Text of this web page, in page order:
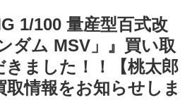
1/100 量産型百式改
ダム MSV」』買い取
きました！！【桃太郎
取情報をお知らせしま